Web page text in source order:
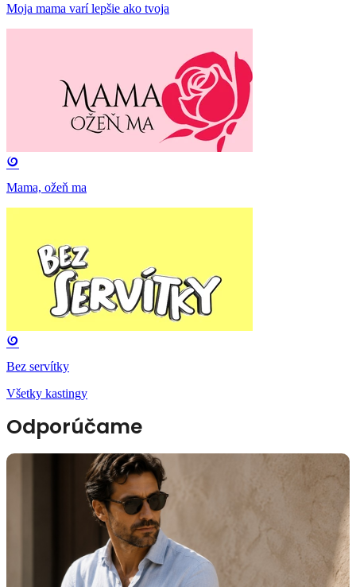
Moja mama varí lepšie ako tvoja
Mama, ožeň ma
Bez servítky
Všetky kastingy
Odporúčame